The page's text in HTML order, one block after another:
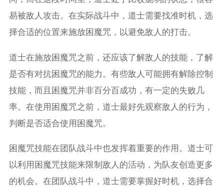
易被敌人攻击。在实际战斗中，道士需要找准时机，选
择合适的位置来施放困魔咒，以避免敌人的打击。
道士在施放困魔咒之前，还应该了解敌人的技能，了解
是否有对抗困魔咒的能力。有些敌人可能拥有解除控制
技能，而且困魔咒并非百分百成功，有一定的失败几
率。在使用困魔咒之前，道士最好先观察敌人的行为，
判断是否适合使用困魔咒。
困魔咒技能在团队战斗中也发挥着重要的作用。道士可
以利用困魔咒技能来限制敌人的活动，为队友创造更多
的机会。在团队战斗中，道士需要掌握好时机，选择合